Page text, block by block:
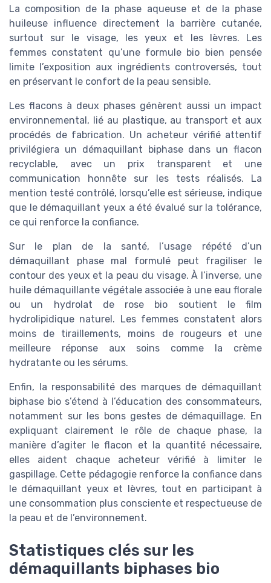
La composition de la phase aqueuse et de la phase
huileuse influence directement la barrière cutanée,
surtout sur le visage, les yeux et les lèvres. Les
femmes constatent qu’une formule bio bien pensée
limite l’exposition aux ingrédients controversés, tout
en préservant le confort de la peau sensible.
Les flacons à deux phases génèrent aussi un impact
environnemental, lié au plastique, au transport et aux
procédés de fabrication. Un acheteur vérifié attentif
privilégiera un démaquillant biphase dans un flacon
recyclable, avec un prix transparent et une
communication honnête sur les tests réalisés. La
mention testé contrôlé, lorsqu’elle est sérieuse, indique
que le démaquillant yeux a été évalué sur la tolérance,
ce qui renforce la confiance.
Sur le plan de la santé, l’usage répété d’un
démaquillant phase mal formulé peut fragiliser le
contour des yeux et la peau du visage. À l’inverse, une
huile démaquillante végétale associée à une eau florale
ou un hydrolat de rose bio soutient le film
hydrolipidique naturel. Les femmes constatent alors
moins de tiraillements, moins de rougeurs et une
meilleure réponse aux soins comme la crème
hydratante ou les sérums.
Enfin, la responsabilité des marques de démaquillant
biphase bio s’étend à l’éducation des consommateurs,
notamment sur les bons gestes de démaquillage. En
expliquant clairement le rôle de chaque phase, la
manière d’agiter le flacon et la quantité nécessaire,
elles aident chaque acheteur vérifié à limiter le
gaspillage. Cette pédagogie renforce la confiance dans
le démaquillant yeux et lèvres, tout en participant à
une consommation plus consciente et respectueuse de
la peau et de l’environnement.
Statistiques clés sur les
démaquillants biphases bio